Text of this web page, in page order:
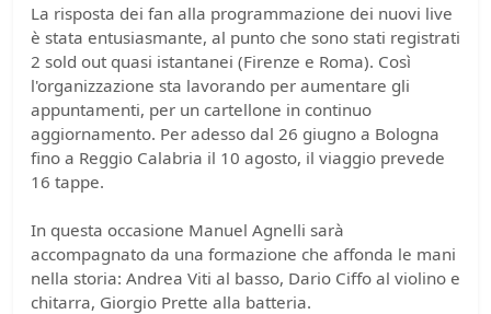
La risposta dei fan alla programmazione dei nuovi live
è stata entusiasmante, al punto che sono stati registrati
2 sold out quasi istantanei (Firenze e Roma). Così
l'organizzazione sta lavorando per aumentare gli
appuntamenti, per un cartellone in continuo
aggiornamento. Per adesso dal 26 giugno a Bologna
fino a Reggio Calabria il 10 agosto, il viaggio prevede
16 tappe.
In questa occasione Manuel Agnelli sarà
accompagnato da una formazione che affonda le mani
nella storia: Andrea Viti al basso, Dario Ciffo al violino e
chitarra, Giorgio Prette alla batteria.